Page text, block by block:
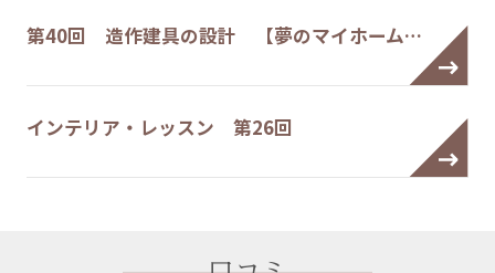
第40回 造作建具の設計 【夢のマイホーム…
インテリア・レッスン 第26回